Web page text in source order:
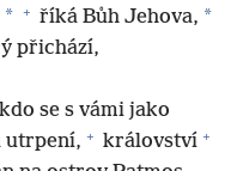
* + říká Bůh Jehova, *
přichází,
se s vámi jako
utrpení, + království +